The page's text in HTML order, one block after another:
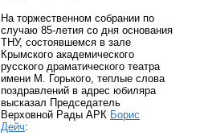
На торжественном собрании по
случаю 85-летия со дня основания
ТНУ, состоявшемся в зале
Крымского академического
русского драматического театра
имени М. Горького, теплые слова
поздравлений в адрес юбиляра
высказал Председатель
Верховной Рады АРК Борис
Дейч: